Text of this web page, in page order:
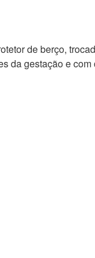
de berço,
da gestação e